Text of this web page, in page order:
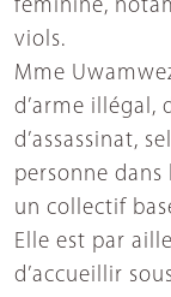
féminine,
viols.
Mme
d’arme illégal,
d’assassinat,
personne dans
un collectif
Elle est par
d’accueillir